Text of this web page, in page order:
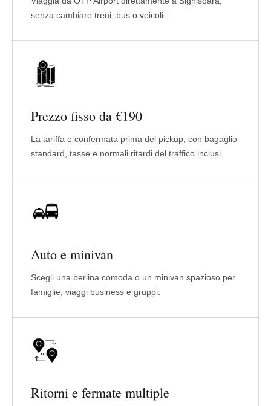
senza cambiare treni, bus o veicoli.
Prezzo fisso da €190
La tariffa e confermata prima del pickup, con bagaglio
standard, tasse e normali ritardi del traffico inclusi.
Auto e minivan
Scegli una berlina comoda o un minivan spazioso per
famiglie, viaggi business e gruppi.
Ritorni e fermate multiple